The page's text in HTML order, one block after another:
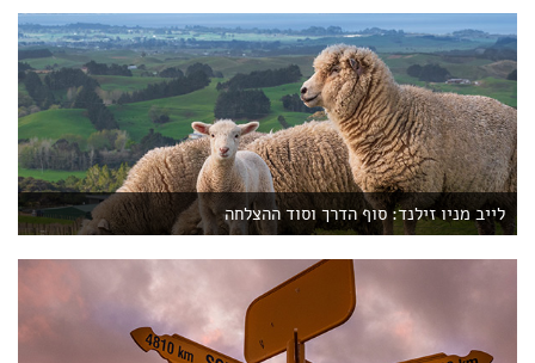
לייב מניו זילנד: סוף הדרך וסוד ההצלחה